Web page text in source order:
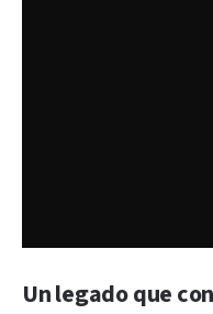
Un legado que